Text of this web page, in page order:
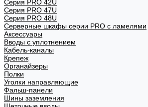
Серия PRO 42U
Серия PRO 47U
Серия PRO 48U
Серверные шкафы серии PRO с ламелями
Аксессуары
Вводы с уплотнением
Кабель-каналы
Крепеж
Органайзеры
Полки
Уголки направляющие
Фальш-панели
Шины заземления